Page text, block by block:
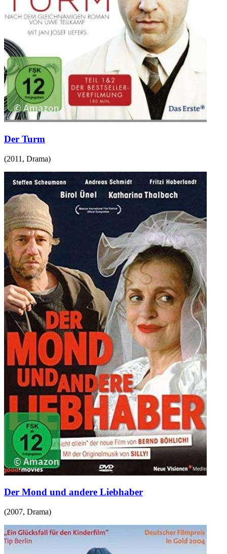
Der Turm
(2011 , Drama)
Der Mond und andere Liebhaber
(2007, Drama)